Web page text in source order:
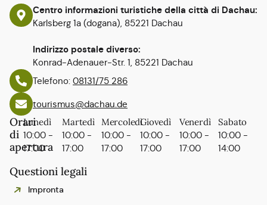
Centro informazioni turistiche della città di Dachau:
Karlsberg 1a (dogana), 85221 Dachau
Indirizzo postale diverso:
Konrad-Adenauer-Str. 1, 85221 Dachau
Telefono: 08131/75 286
tourismus@dachau.de
Orari
di
apertura
Lunedì
10:00 -
17:00
Martedì
10:00 -
17:00
Mercoledì
10:00 -
17:00
Giovedì
10:00 -
17:00
Venerdì
10:00 -
17:00
Sabato
10:00 -
14:00
Questioni legali
Impronta